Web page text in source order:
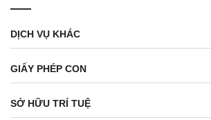
DỊCH VỤ KHÁC
GIẤY PHÉP CON
SỞ HỮU TRÍ TUỆ